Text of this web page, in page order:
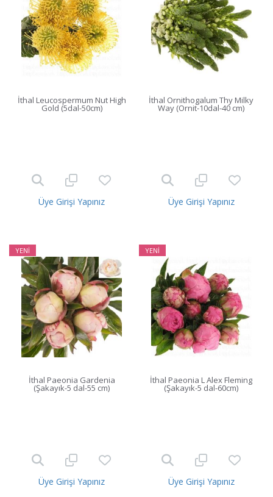
İthal Leucospermum Nut High
Gold (5dal-50cm)
Üye Girişi Yapınız
İthal Ornithogalum Thy Milky
Way (Ornit-10dal-40 cm)
Üye Girişi Yapınız
İthal Paeonia Gardenia
(Şakayık-5 dal-55 cm)
Üye Girişi Yapınız
YENİ
İthal Paeonia L Alex Fleming
(Şakayık-5 dal-60cm)
Üye Girişi Yapınız
YENİ